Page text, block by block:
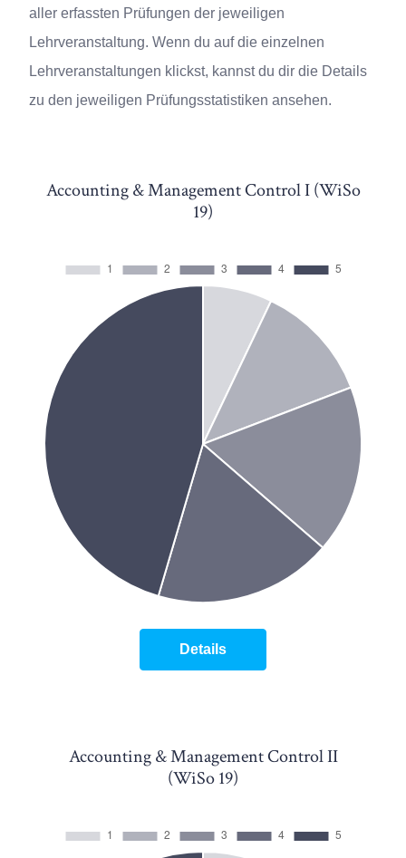
aller erfassten Prüfungen der jeweiligen
Lehrveranstaltung. Wenn du auf die einzelnen
Lehrveranstaltungen klickst, kannst du dir die Details
zu den jeweiligen Prüfungsstatistiken ansehen.
Accounting & Management Control I (WiSo
19)
Details
Accounting & Management Control II
(WiSo 19)